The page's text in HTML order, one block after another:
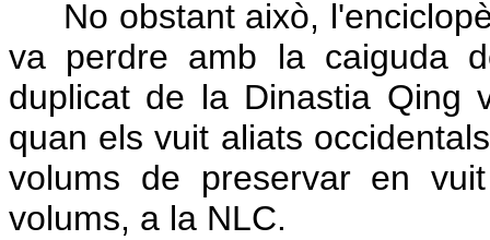
No obstant això,
va perdre amb la caiguda
duplicat de la Dinastia Qing
quan els vuit aliats
volums de preservar en
volums, a la NLC.